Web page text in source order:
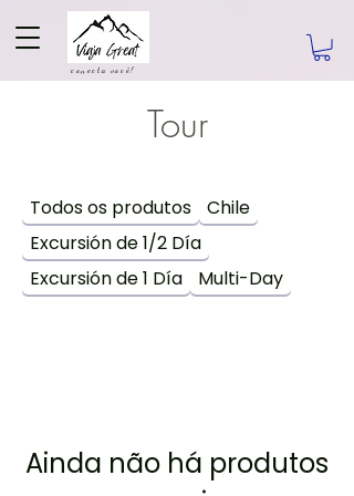
conecta você!
Tour
Todos os produtos
Chile
Excursión de 1/2 Día
Excursión de 1 Día
Multi-Day
Ainda não há produtos